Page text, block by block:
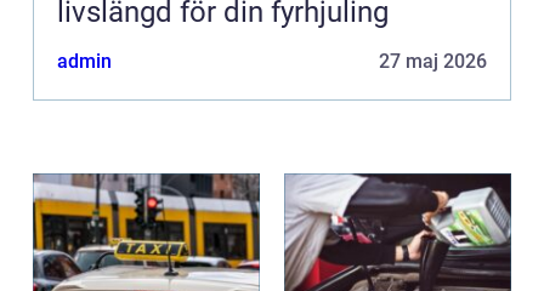
livslängd för din fyrhjuling
admin 27 maj 2026